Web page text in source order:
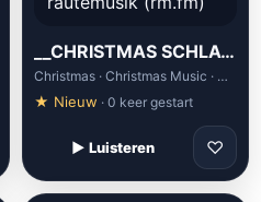
__CHRISTMAS SCHLAGER__ by rautemusik (rm.fm)
Christmas · Christmas Music · Discofox · Klassik Weihnachten Christmas · Schlager
★ Nieuw · 0 keer gestart
▶ Luisteren ♡